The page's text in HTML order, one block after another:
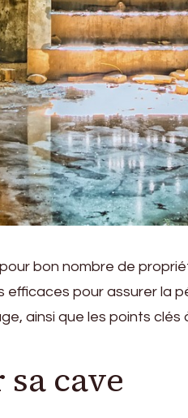
bon nombre de
pour assurer la
ainsi que les points
cave